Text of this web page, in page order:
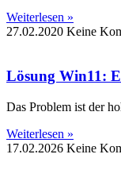
Weiterlesen »
27.02.2020 Keine
Lösung Win11:
Das Problem ist der
Weiterlesen »
17.02.2026 Keine